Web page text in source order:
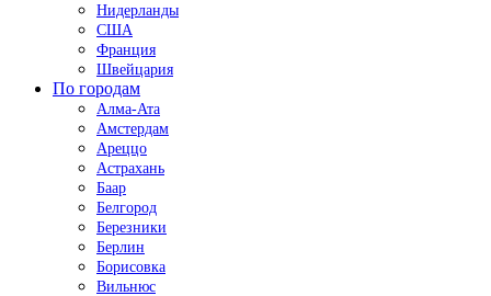
Нидерланды
США
Франция
Швейцария
По городам
Алма-Ата
Амстердам
Ареццо
Астрахань
Баар
Белгород
Березники
Берлин
Борисовка
Вильнюс